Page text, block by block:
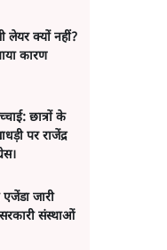
लेयर क्यों नहीं?
कारण
छात्रों के
पर राजेंद्र
जारी
संस्थाओं